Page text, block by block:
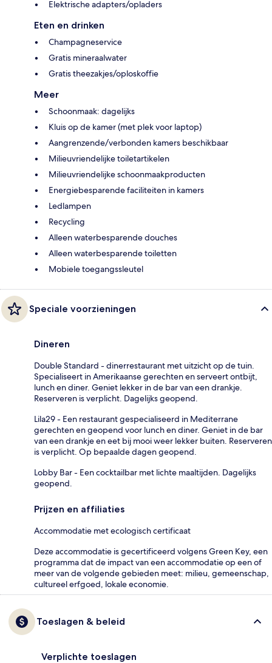
Elektrische adapters/opladers
Eten en drinken
Champagneservice
Gratis mineraalwater
Gratis theezakjes/oploskoffie
Meer
Schoonmaak: dagelijks
Kluis op de kamer (met plek voor laptop)
Aangrenzende/verbonden kamers beschikbaar
Milieuvriendelijke toiletartikelen
Milieuvriendelijke schoonmaakproducten
Energiebesparende faciliteiten in kamers
Ledlampen
Recycling
Alleen waterbesparende douches
Alleen waterbesparende toiletten
Mobiele toegangssleutel
Speciale voorzieningen
Dineren
Double Standard - dinerrestaurant met uitzicht op de tuin.
Specialiseert in Amerikaanse gerechten en serveert ontbijt,
lunch en diner. Geniet lekker in de bar van een drankje.
Reserveren is verplicht. Dagelijks geopend.
Lila29 - Een restaurant gespecialiseerd in Mediterrane
gerechten en geopend voor lunch en diner. Geniet in de bar
van een drankje en eet bij mooi weer lekker buiten. Reserveren
is verplicht. Op bepaalde dagen geopend.
Lobby Bar - Een cocktailbar met lichte maaltijden. Dagelijks
geopend.
Prijzen en affiliaties
Accommodatie met ecologisch certificaat
Deze accommodatie is gecertificeerd volgens Green Key, een
programma dat de impact van een accommodatie op een of
meer van de volgende gebieden meet: milieu, gemeenschap,
cultureel erfgoed, lokale economie.
Toeslagen & beleid
Verplichte toeslagen